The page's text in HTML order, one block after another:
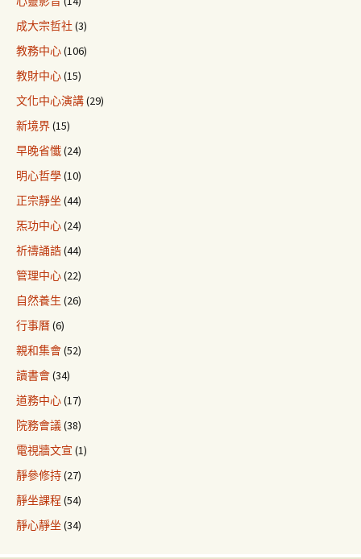
成大宗哲社(3)
教務中心(106)
教財中心(15)
文化中心演講(29)
新境界(15)
早晚省懺(24)
明心哲學(10)
正宗靜坐 (44)
炁功中心(24)
祈禱誦誥(44)
管理中心(22)
自然養生 (26)
行事曆(6)
親和集會(52)
讀書會(34)
道務中心(17)
院務會議(38)
電視牆文宣 (1)
靜參修持(27)
靜坐課程 (54)
靜心靜坐 (34)